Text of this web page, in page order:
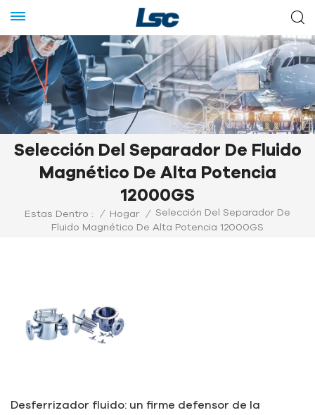
Selección Del Separador De Fluido
Magnético De Alta Potencia
12000GS
Estas Dentro : / Hogar /
Selección Del Separador De
Fluido Magnético De Alta Potencia 12000GS
Desferrizador fluido: un firme defensor de la